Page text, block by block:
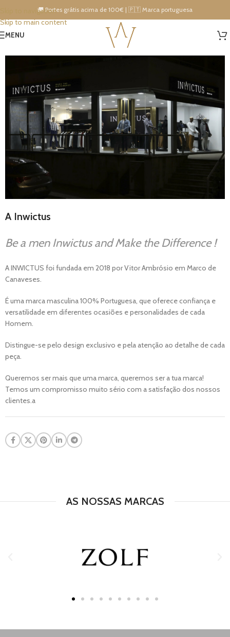
Skip to navigation
Skip to main content
🚚 Portes grátis acima de 100€ | 🇵🇹 Marca portuguesa
MENU
A Inwictus
Be a men Inwictus and Make the Difference !
A INWICTUS foi fundada em 2018 por Vitor Ambrósio em Marco de
Canaveses.
É uma marca masculina 100% Portuguesa, que oferece confiança e
versatilidade em diferentes ocasiões e personalidades de cada
Homem.
Distingue-se pelo design exclusivo e pela atenção ao detalhe de cada
peça.
Queremos ser mais que uma marca, queremos ser a tua marca!
Temos um compromisso muito sério com a satisfação dos nossos
clientes.a
AS NOSSAS MARCAS
15% DESCONTO IMEDIATO NA PRÓXIMA COMPRA!